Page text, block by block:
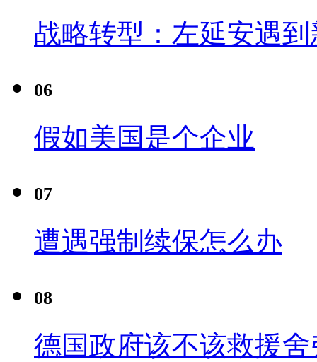
战略转型：左延安遇
06
假如美国是个企业
07
遭遇强制续保怎么办
08
德国政府该不该救援舍